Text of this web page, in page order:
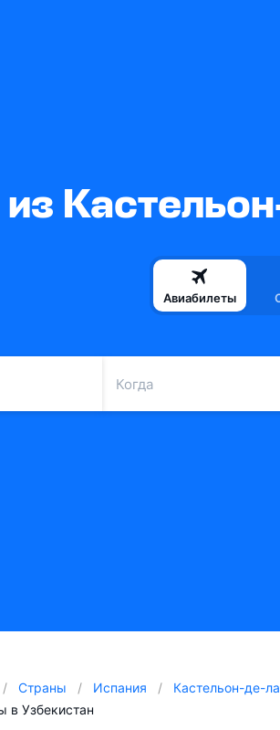
Авиабилеты
Когда
Страны Испания
Кастельон-де-
в Узбекистан